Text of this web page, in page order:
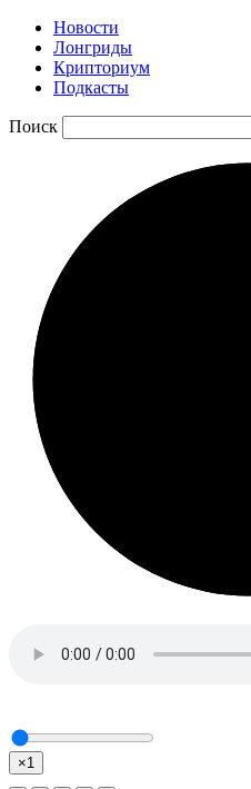
Новости
Лонгриды
Крипториум
Подкасты
Поиск
×1